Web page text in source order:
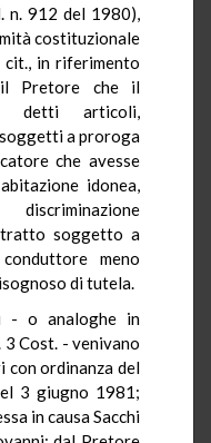
n. 912 del 1980),
costituzionale
in riferimento
Pretore che il
detti articoli,
a proroga
che avesse
idonea,
soggetto a
meno
di tutela.
- o analoghe in
Cost. - venivano
ordinanza del
3 giugno 1981;
in causa Sacchi